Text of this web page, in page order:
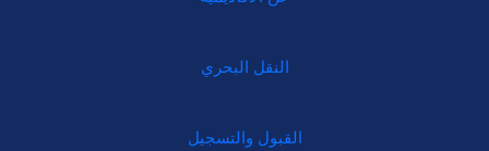
النقل البحري
القبول والتسجيل